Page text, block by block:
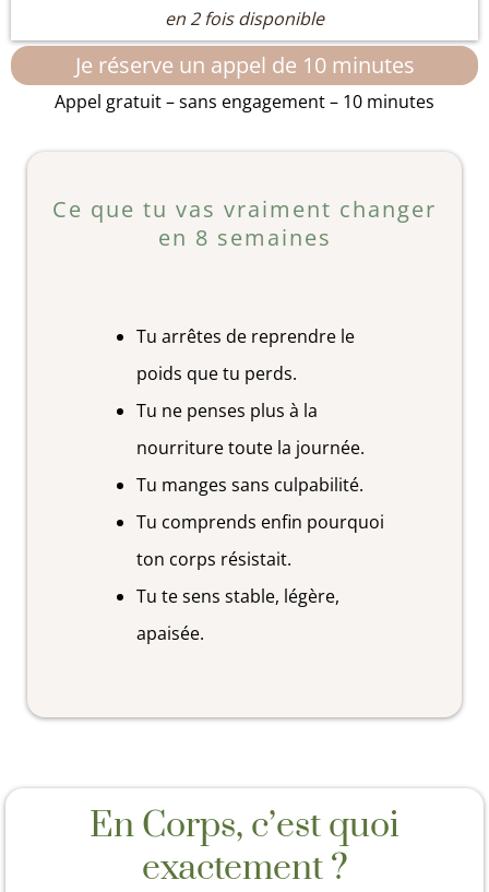
en 2 fois disponible
Je réserve un appel de 10 minutes
Appel gratuit – sans engagement – 10 minutes
Ce que tu vas vraiment changer
en 8 semaines
Tu arrêtes de reprendre le
poids que tu perds.
Tu ne penses plus à la
nourriture toute la journée.
Tu manges sans culpabilité.
Tu comprends enfin pourquoi
ton corps résistait.
Tu te sens stable, légère,
apaisée.
En Corps, c’est quoi
exactement ?